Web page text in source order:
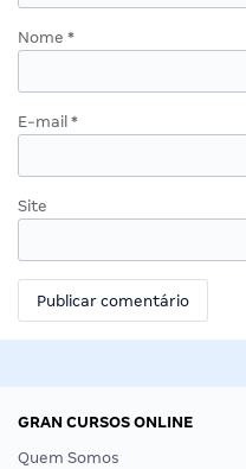
Nome *
E-mail *
Site
GRAN CURSOS ONLINE
Quem Somos